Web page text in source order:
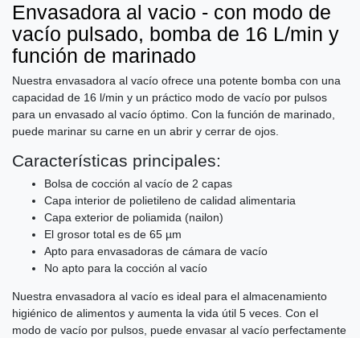
Envasadora al vacio - con modo de
vacío pulsado, bomba de 16 L/min y
función de marinado
Nuestra envasadora al vacío ofrece una potente bomba con una
capacidad de 16 l/min y un práctico modo de vacío por pulsos
para un envasado al vacío óptimo. Con la función de marinado,
puede marinar su carne en un abrir y cerrar de ojos.
Características principales:
Bolsa de cocción al vacío de 2 capas
Capa interior de polietileno de calidad alimentaria
Capa exterior de poliamida (nailon)
El grosor total es de 65 µm
Apto para envasadoras de cámara de vacío
No apto para la cocción al vacío
Nuestra envasadora al vacío es ideal para el almacenamiento
higiénico de alimentos y aumenta la vida útil 5 veces. Con el
modo de vacío por pulsos, puede envasar al vacío perfectamente